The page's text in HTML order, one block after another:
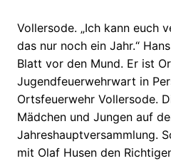
Vollersode. „Ich kann euch
das nur noch ein Jahr.“
Blatt vor den Mund. Er ist
Jugendfeuerwehrwart in
Ortsfeuerwehr Vollersode.
Mädchen und Jungen auf
Jahreshauptversammlung.
mit Olaf Husen den